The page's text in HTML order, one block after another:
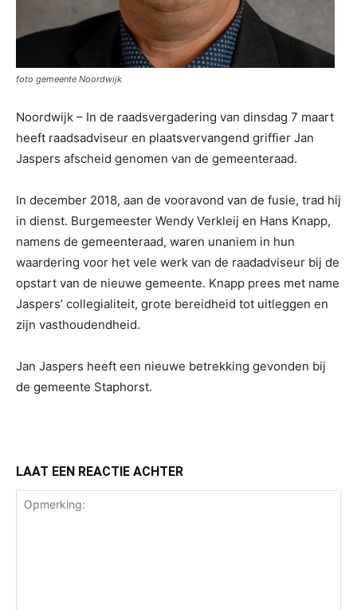
foto gemeente Noordwijk
Noordwijk – In de raadsvergadering van dinsdag 7 maart
heeft raadsadviseur en plaatsvervangend griffier Jan
Jaspers afscheid genomen van de gemeenteraad.
In december 2018, aan de vooravond van de fusie, trad hij
in dienst. Burgemeester Wendy Verkleij en Hans Knapp,
namens de gemeenteraad, waren unaniem in hun
waardering voor het vele werk van de raadadviseur bij de
opstart van de nieuwe gemeente. Knapp prees met name
Jaspers’ collegialiteit, grote bereidheid tot uitleggen en
zijn vasthoudendheid.
Jan Jaspers heeft een nieuwe betrekking gevonden bij
de gemeente Staphorst.
LAAT EEN REACTIE ACHTER